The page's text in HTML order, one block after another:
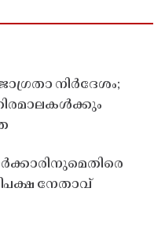
നിർദേശം;
നേതാവ്